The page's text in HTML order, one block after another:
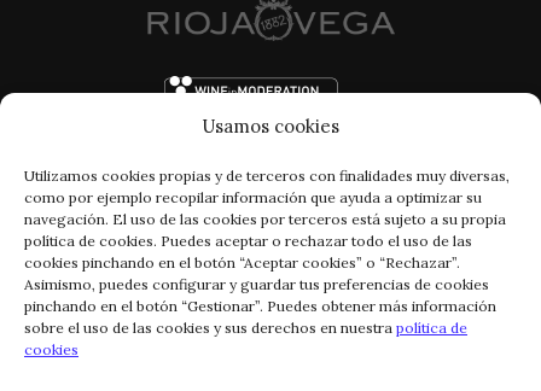
Usamos cookies
Utilizamos cookies propias y de terceros con finalidades muy diversas,
como por ejemplo recopilar información que ayuda a optimizar su
navegación. El uso de las cookies por terceros está sujeto a su propia
política de cookies. Puedes aceptar o rechazar todo el uso de las
cookies pinchando en el botón “Aceptar cookies” o “Rechazar”.
Asimismo, puedes configurar y guardar tus preferencias de cookies
pinchando en el botón “Gestionar”. Puedes obtener más información
sobre el uso de las cookies y sus derechos en nuestra política de
cookies
FACEBOOKINSTAGRAM